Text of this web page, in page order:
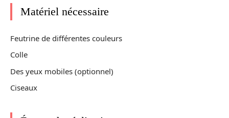
Matériel nécessaire
Feutrine de différentes couleurs
Colle
Des yeux mobiles (optionnel)
Ciseaux